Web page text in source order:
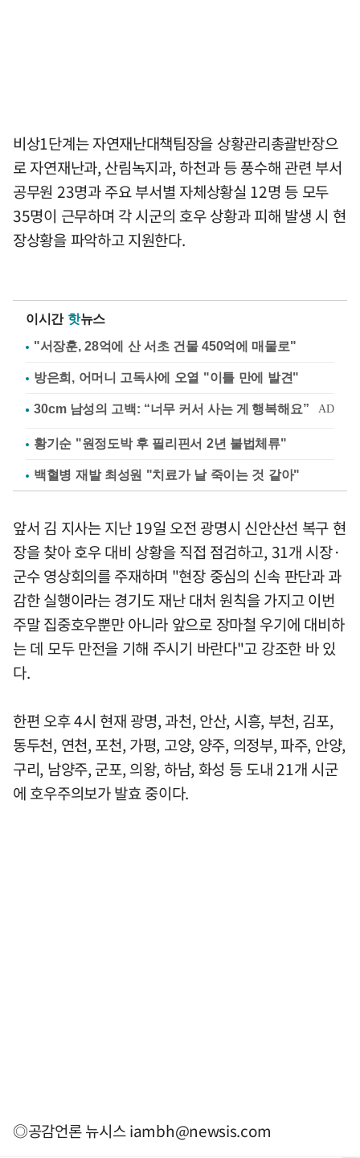
비상1단계는 자연재난대책팀장을 상황관리총괄반장으
로 자연재난과, 산림녹지과, 하천과 등 풍수해 관련 부서
공무원 23명과 주요 부서별 자체상황실 12명 등 모두
35명이 근무하며 각 시군의 호우 상황과 피해 발생 시 현
장상황을 파악하고 지원한다.
이시간 핫뉴스
"서장훈, 28억에 산 서초 건물 450억에 매물로"
방은희, 어머니 고독사에 오열 "이틀 만에 발견"
황기순 "원정도박 후 필리핀서 2년 불법체류"
백혈병 재발 최성원 "치료가 날 죽이는 것 같아"
앞서 김 지사는 지난 19일 오전 광명시 신안산선 복구 현
장을 찾아 호우 대비 상황을 직접 점검하고, 31개 시장·
군수 영상회의를 주재하며 "현장 중심의 신속 판단과 과
감한 실행이라는 경기도 재난 대처 원칙을 가지고 이번
주말 집중호우뿐만 아니라 앞으로 장마철 우기에 대비하
는 데 모두 만전을 기해 주시기 바란다"고 강조한 바 있
다.
한편 오후 4시 현재 광명, 과천, 안산, 시흥, 부천, 김포,
동두천, 연천, 포천, 가평, 고양, 양주, 의정부, 파주, 안양,
구리, 남양주, 군포, 의왕, 하남, 화성 등 도내 21개 시군
에 호우주의보가 발효 중이다.
◎공감언론 뉴시스iambh@newsis.com